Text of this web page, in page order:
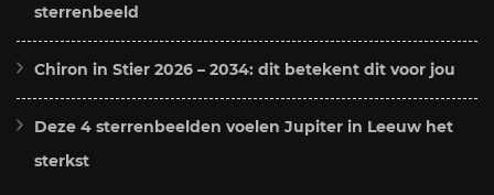
sterrenbeeld
Chiron in Stier 2026 – 2034: dit betekent dit voor jou
Deze 4 sterrenbeelden voelen Jupiter in Leeuw het
sterkst